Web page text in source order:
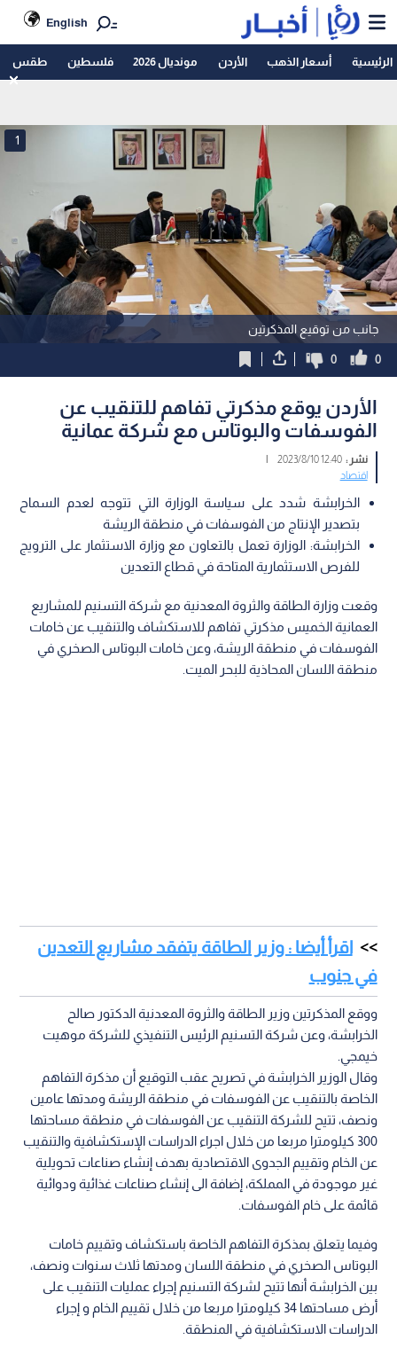
English
الرئيسية أسعار الذهب الأردن مونديال 2026 فلسطين طقس
جانب من توقيع المذكرتين
1
0
0
الأردن يوقع مذكرتي تفاهم للتنقيب عن
الفوسفات والبوتاس مع شركة عمانية
نشر :12:40 2023/8/10
|
اقتصاد
الخرابشة شدد على سياسة الوزارة التي تتوجه لعدم السماح
بتصدير الإنتاج من الفوسفات في منطقة الريشة
الخرابشة: الوزارة تعمل بالتعاون مع وزارة الاستثمار على الترويج
للفرص الاستثمارية المتاحة في قطاع التعدين
وقعت وزارة الطاقة والثروة المعدنية مع شركة التسنيم للمشاريع
العمانية الخميس مذكرتي تفاهم للاستكشاف والتنقيب عن خامات
الفوسفات في منطقة الريشة، وعن خامات البوتاس الصخري في
منطقة اللسان المحاذية للبحر الميت.
اقرأ أيضا : وزير الطاقة يتفقد مشاريع التعدين
في جنوب
ووقع المذكرتين وزير الطاقة والثروة المعدنية الدكتور صالح
الخرابشة، وعن شركة التسنيم الرئيس التنفيذي للشركة موهيت
خيمجي.
وقال الوزير الخرابشة في تصريح عقب التوقيع أن مذكرة التفاهم
الخاصة بالتنقيب عن الفوسفات في منطقة الريشة ومدتها عامين
ونصف، تتيح للشركة التنقيب عن الفوسفات في منطقة مساحتها
300 كيلومترا مربعا من خلال اجراء الدراسات الإستكشافية والتنقيب
عن الخام وتقييم الجدوى الاقتصادية بهدف إنشاء صناعات تحويلية
غير موجودة في المملكة، إضافة الى إنشاء صناعات غذائية ودوائية
قائمة على خام الفوسفات.
وفيما يتعلق بمذكرة التفاهم الخاصة باستكشاف وتقييم خامات
البوتاس الصخري في منطقة اللسان ومدتها ثلاث سنوات ونصف،
بين الخرابشة أنها تتيح لشركة التسنيم إجراء عمليات التنقيب على
أرض مساحتها 34 كيلومترا مربعا من خلال تقييم الخام و إجراء
الدراسات الاستكشافية في المنطقة.